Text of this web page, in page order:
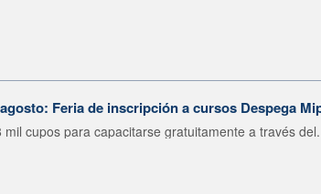
Feria de inscripción a cursos Despega
mil cupos para capacitarse gratuitamente a través